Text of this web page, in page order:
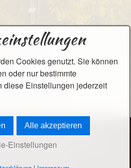
- Diese Website wird
auf Grundlage des vom
Cookies genutzt. Sie können
oder nur bestimmte
diese Einstellungen jederzeit
Alle akzeptieren
Einstellungen